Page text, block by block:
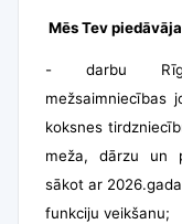
Mēs Tev
- darbu
mežsaimniecības
koksnes
meža, dārzu un
sākot ar
funkciju veikšanu;